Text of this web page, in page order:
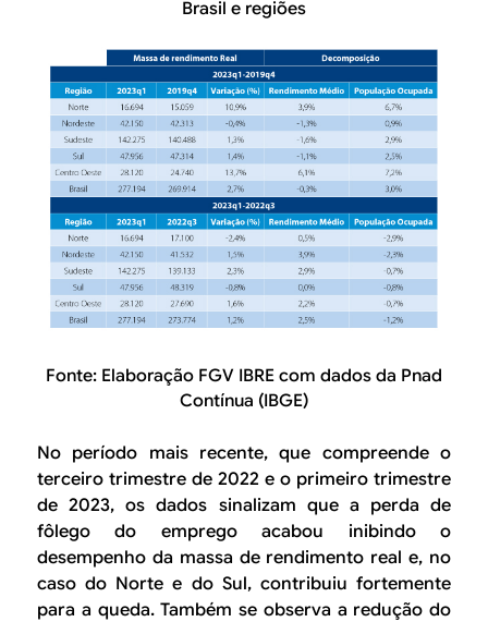
Brasil e regiões
Fonte: Elaboração FGV IBRE com dados da Pnad
Contínua (IBGE)
No período mais recente, que compreende o
terceiro trimestre de 2022 e o primeiro trimestre
de 2023, os dados sinalizam que a perda de
fôlego do emprego acabou inibindo o
desempenho da massa de rendimento real e, no
caso do Norte e do Sul, contribuiu fortemente
para a queda. Também se observa a redução do